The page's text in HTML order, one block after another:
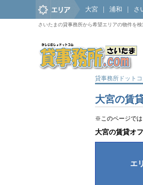
大宮 浦和 さ
さいたまの貸事務所から希望エリアの物件を検
貸事務所ドット
大宮の賃
※このページでは
大宮の賃貸オ
エ